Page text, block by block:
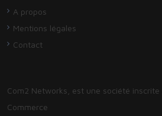
A propos
Mentions légales
Contact
Com2 Networks, est une société inscrite
Commerce